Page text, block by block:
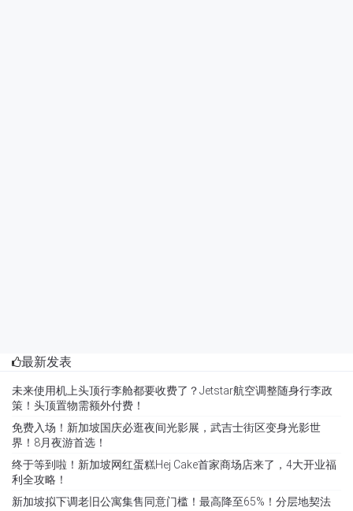
最新发表
未来使用机上头顶行李舱都要收费了？Jetstar航空调整随身行李政
策！头顶置物需额外付费！
免费入场！新加坡国庆必逛夜间光影展，武吉士街区变身光影世
界！8月夜游首选！
终于等到啦！新加坡网红蛋糕Hej Cake首家商场店来了，4大开业福
利全攻略！
新加坡拟下调老旧公寓集售同意门槛！最高降至65%！分层地契法